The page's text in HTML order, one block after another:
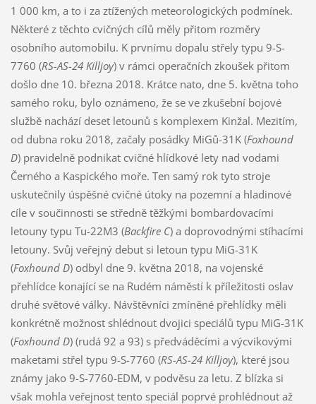
1 000 km, a to i za ztížených meteorologických podmínek.
Některé z těchto cvičných cílů měly přitom rozměry
osobního automobilu. K prvnímu dopalu střely typu 9-S-
7760 (RS-AS-24 Killjoy) v rámci operačních zkoušek přitom
došlo dne 10. března 2018. Krátce nato, dne 5. května toho
samého roku, bylo oznámeno, že se ve zkušební bojové
službě nachází deset letounů s komplexem Kinžal. Mezitím,
od dubna roku 2018, začaly posádky MiGů-31K (Foxhound
D) pravidelně podnikat cvičné hlídkové lety nad vodami
Černého a Kaspického moře. Ten samý rok tyto stroje
uskutečnily úspěšné cvičné útoky na pozemní a hladinové
cíle v součinnosti se středně těžkými bombardovacími
letouny typu Tu-22M3 (Backfire C) a doprovodnými stíhacími
letouny. Svůj veřejný debut si letoun typu MiG-31K
(Foxhound D) odbyl dne 9. května 2018, na vojenské
přehlídce konající se na Rudém náměstí k příležitosti oslav
druhé světové války. Návštěvníci zmíněné přehlídky měli
konkrétně možnost shlédnout dvojici speciálů typu MiG-31K
(Foxhound D) (rudá 92 a 93) s předváděcími a výcvikovými
maketami střel typu 9-S-7760 (RS-AS-24 Killjoy), které jsou
známy jako 9-S-7760-EDM, v podvěsu za letu. Z blízka si
však mohla veřejnost tento speciál poprvé prohlédnout až